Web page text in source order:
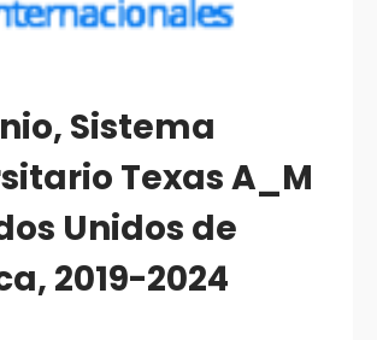
Sistema
Texas A_M
Unidos de
2019-2024